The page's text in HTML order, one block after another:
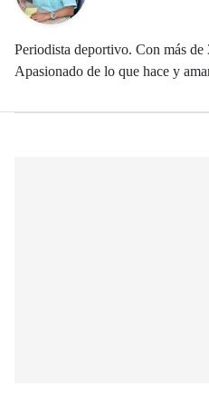
Periodista deportivo. Con más
Apasionado de lo que hace y